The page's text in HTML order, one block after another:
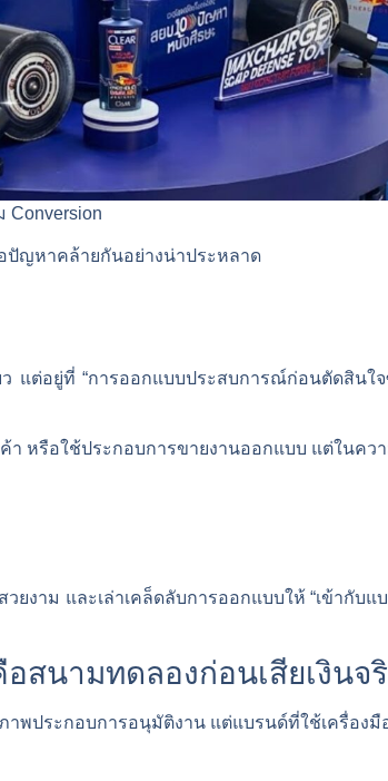
Conversion
ปัญหาคล้ายกันอย่างน่าประหลาด
ว แต่อยู่ที่ “การออกแบบประสบการณ์ก่อนตัดสินใ
า หรือใช้ประกอบการขายงานออกแบบ แต่ในคว
งาม และเล่าเคล็ดลับการออกแบบให้ “เข้ากับแ
สนามทดลองก่อนเสียเงินจ
าพประกอบการอนุมัติงาน แต่แบรนด์ที่ใช้เครื่อง